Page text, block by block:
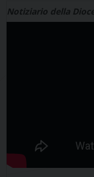
Notiziario della